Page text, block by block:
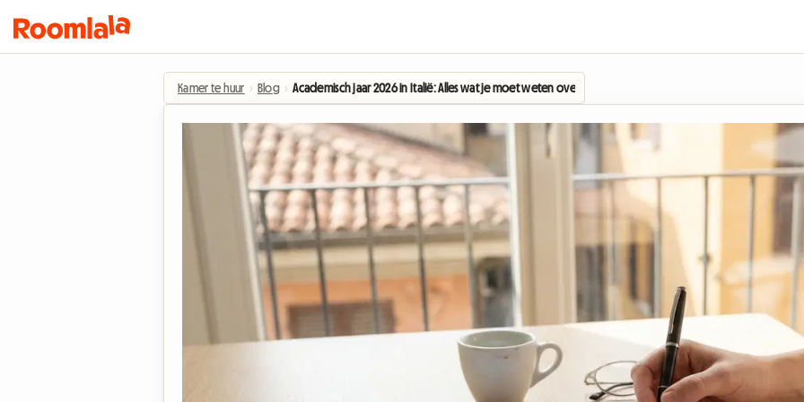
Kamer te huur › Blog › Academisch jaar 2026 in Italië: Alles wat je moet weten over het studentencontract (Contratto per